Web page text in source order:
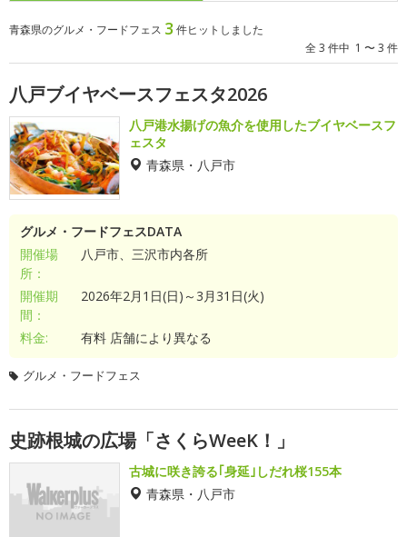
青森県のグルメ・フードフェス 3 件ヒットしました
全 3 件中 1 〜 3 件
八戸ブイヤベースフェスタ2026
八戸港水揚げの魚介を使用したブイヤベースフ
ェスタ
青森県・八戸市
グルメ・フードフェスDATA
開催場
所：
八戸市、三沢市内各所
開催期
間：
2026年2月1日(日)～3月31日(火)
料金: 有料 店舗により異なる
グルメ・フードフェス
史跡根城の広場「さくらWeeK！」
古城に咲き誇る｢身延｣しだれ桜155本
青森県・八戸市